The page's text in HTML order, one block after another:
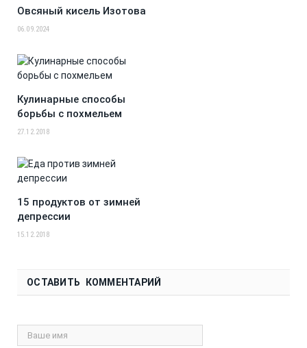
Овсяный кисель Изотова
06.09.2024
Кулинарные способы
борьбы с похмельем
27.12.2018
15 продуктов от зимней
депрессии
15.12.2018
ОСТАВИТЬ КОММЕНТАРИЙ